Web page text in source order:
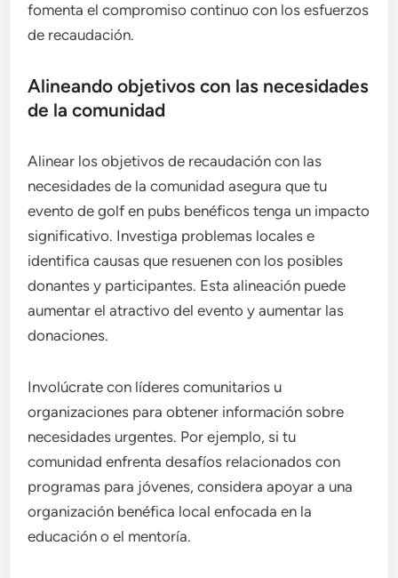
fomenta el compromiso continuo con los esfuerzos
de recaudación.
Alineando objetivos con las necesidades
de la comunidad
Alinear los objetivos de recaudación con las
necesidades de la comunidad asegura que tu
evento de golf en pubs benéficos tenga un impacto
significativo. Investiga problemas locales e
identifica causas que resuenen con los posibles
donantes y participantes. Esta alineación puede
aumentar el atractivo del evento y aumentar las
donaciones.
Involúcrate con líderes comunitarios u
organizaciones para obtener información sobre
necesidades urgentes. Por ejemplo, si tu
comunidad enfrenta desafíos relacionados con
programas para jóvenes, considera apoyar a una
organización benéfica local enfocada en la
educación o el mentoría.